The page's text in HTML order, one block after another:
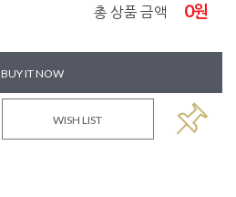
총 상품 금액 0원
BUY IT NOW
WISH LIST